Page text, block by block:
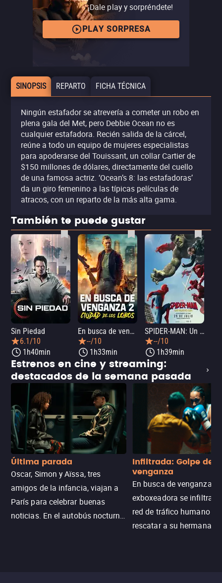
¡Dale play y sorpréndete!
PLAY SORPRESA
SINOPSIS REPARTO FICHA TÉCNICA
Ningún estafador se atrevería a cometer un robo en
plena gala del Met, pero Debbie Ocean no es
cualquier estafadora. Recién salida de la cárcel,
reúne a todo un equipo de mujeres especialistas
para apoderarse del Touissant, un collar Cartier de
$150 millones de dólares, directamente del cuello
de una famosa actriz. ‘Ocean’s 8: las estafadoras’
da un giro femenino a las típicas películas de
atracos, con un reparto de la más alta gama.
También te puede gustar
Sin Piedad
6.1/10
1h40min
En busca de venganza 2: Ciudad de los lobos
--/10
1h33min
SPIDER-MAN: Un nuevo día
--/10
1h39min
Estrenos en cine y streaming:
destacados de la semana pasada
Última parada
Oscar, Simon y Aïssa, tres
amigos de la infancia, viajan a
París para celebrar buenas
noticias. En el autobús nocturno
Infiltrada: Golpe de
venganza
En busca de venganza,
exboxeadora se infiltra
red de tráfico humano
rescatar a su hermana